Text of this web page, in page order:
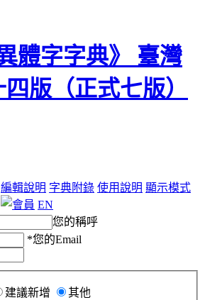
編輯說明 字典附錄 使用說明 顯示模式
EN
您的稱呼
*您的Email
建議新增 其他